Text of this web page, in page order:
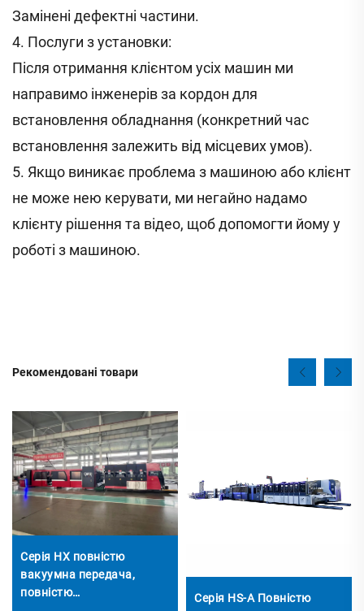
Замінені дефектні частини.
4. Послуги з установки:
Після отримання клієнтом усіх машин ми
направимо інженерів за кордон для
встановлення обладнання (конкретний час
встановлення залежить від місцевих умов).
5. Якщо виникає проблема з машиною або клієнт
не може нею керувати, ми негайно надамо
клієнту рішення та відео, щоб допомогти йому у
роботі з машиною.
Рекомендовані товари
Серія HX повністю
вакуумна передача,
повністю
Серія HS-A Повністю